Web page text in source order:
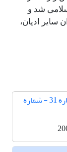
شد و
سایر ادیان،
دوره 16، شماره 31 - شماره